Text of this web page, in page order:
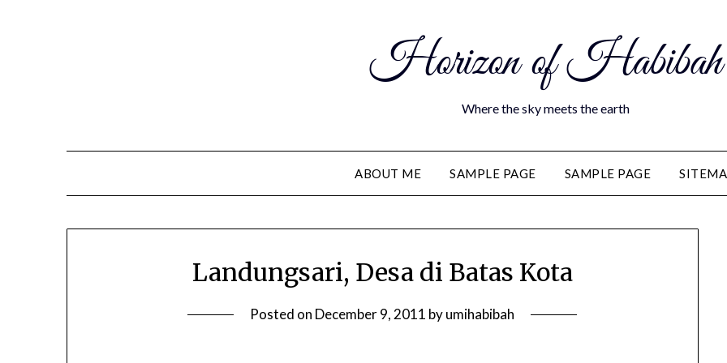
Horizon of Habibah
Where the sky meets the earth
ABOUT ME SAMPLE PAGE SAMPLE PAGE
Landungsari, Desa di Batas Kota
Posted on December 9, 2011 byumihabibah